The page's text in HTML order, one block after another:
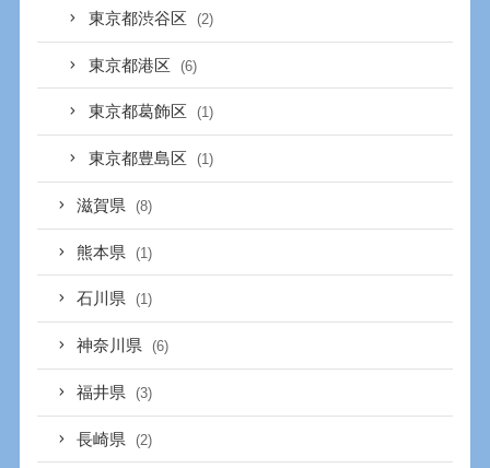
東京都渋谷区 (2)
東京都港区 (6)
東京都葛飾区 (1)
東京都豊島区 (1)
滋賀県 (8)
熊本県 (1)
石川県 (1)
神奈川県 (6)
福井県 (3)
長崎県 (2)